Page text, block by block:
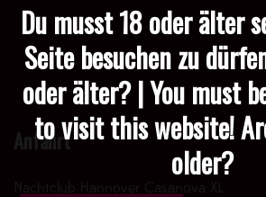
Du musst 18 oder älter
Seite besuchen zu
oder älter? | You must
to visit this website!
older?
Anfahrt
Nachtclub Hannover Casanova XL